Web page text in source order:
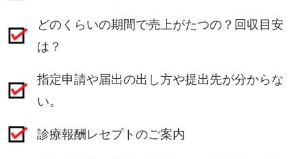
どのくらいの期間で売上がたつの？回収目安
は？
指定申請や届出の出し方や提出先が分からな
い。
診療報酬レセプトのご案内